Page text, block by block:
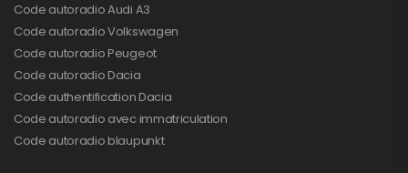
Code autoradio Audi A3
Code autoradio Volkswagen
Code autoradio Peugeot
Code autoradio Dacia
Code authentification Dacia
Code autoradio avec immatriculation
Code autoradio blaupunkt